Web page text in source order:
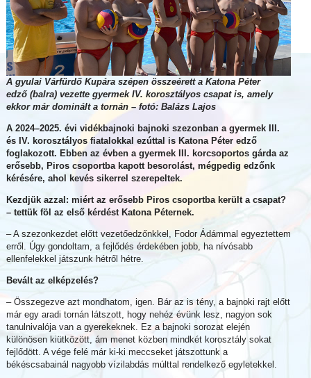
A gyulai Várfürdő Kupára szépen összeérett a Katona Péter
edző (balra) vezette gyermek IV. korosztályos csapat is, amely
ekkor már dominált a tornán – fotó: Balázs Lajos
A 2024–2025. évi vidékbajnoki bajnoki szezonban a gyermek III.
és IV. korosztályos fiatalokkal ezúttal is Katona Péter edző
foglakozott. Ebben az évben a gyermek III. korcsoportos gárda az
erősebb, Piros csoportba kapott besorolást, mégpedig edzőnk
kérésére, ahol kevés sikerrel szerepeltek.
Kezdjük azzal: miért az erősebb Piros csoportba került a csapat?
– tettük föl az első kérdést Katona Péternek.
– A szezonkezdet előtt vezetőedzőnkkel, Fodor Ádámmal egyeztettem
erről. Úgy gondoltam, a fejlődés érdekében jobb, ha nívósabb
ellenfelekkel játszunk hétről hétre.
Bevált az elképzelés?
– Összegezve azt mondhatom, igen. Bár az is tény, a bajnoki rajt előtt
már egy aradi tornán látszott, hogy nehéz évünk lesz, nagyon sok
tanulnivalója van a gyerekeknek. Ez a bajnoki sorozat elején
különösen kiütközött, ám menet közben mindkét korosztály sokat
fejlődött. A vége felé már ki-ki meccseket játszottunk a
békéscsabainál nagyobb vízilabdás múlttal rendelkező egyletekkel.